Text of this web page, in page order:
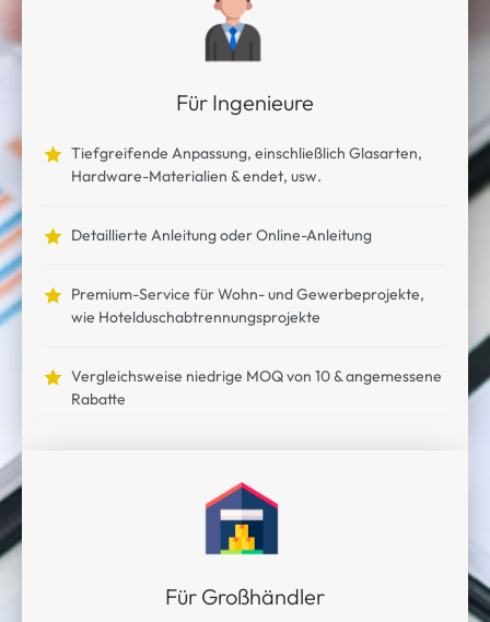
Für Ingenieure
Tiefgreifende Anpassung, einschließlich Glasarten,
Hardware-Materialien & endet, usw.
Detaillierte Anleitung oder Online-Anleitung
Premium-Service für Wohn- und Gewerbeprojekte,
wie Hotelduschabtrennungsprojekte
Vergleichsweise niedrige MOQ von 10 & angemessene
Rabatte
Für Großhändler